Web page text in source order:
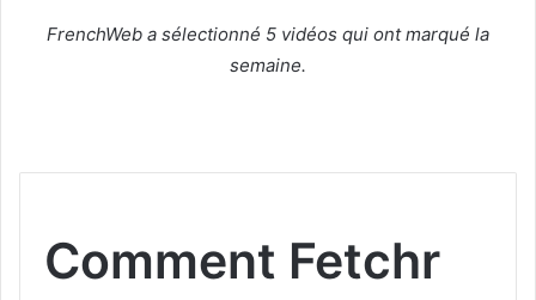
FrenchWeb a sélectionné 5 vidéos qui ont marqué la
semaine.
Comment Fetchr